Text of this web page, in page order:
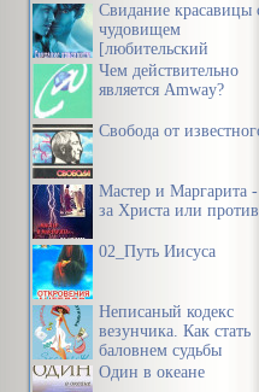
Свидание красавицы
чудовищем
[любительский
перевод]
Чем действительно
является Amway?
Свобода от
Мастер и Маргарита -
за Христа или
02_Путь Иисуса
Неписаный кодекс
везунчика. Как стать
баловнем судьбы
Один в океане